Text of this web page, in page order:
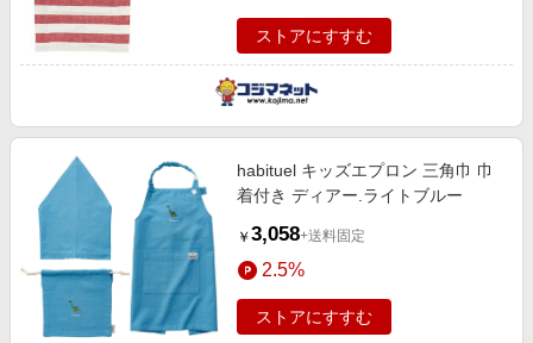
ストアにすすむ
habituel キッズエプロン 三角巾 巾
着付き ディアー.ライトブルー
￥ 3,058+送料固定
2.5%
ストアにすすむ